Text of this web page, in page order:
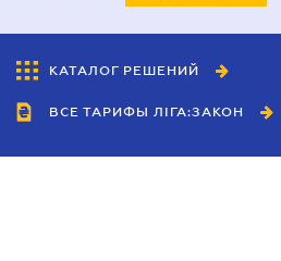
КАТАЛОГ РЕШЕНИЙ
ВСЕ ТАРИФЫ ЛІГА:ЗАКОН